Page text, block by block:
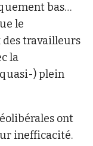
bas…
le
travailleurs
la
) plein
ont
inefficacité.